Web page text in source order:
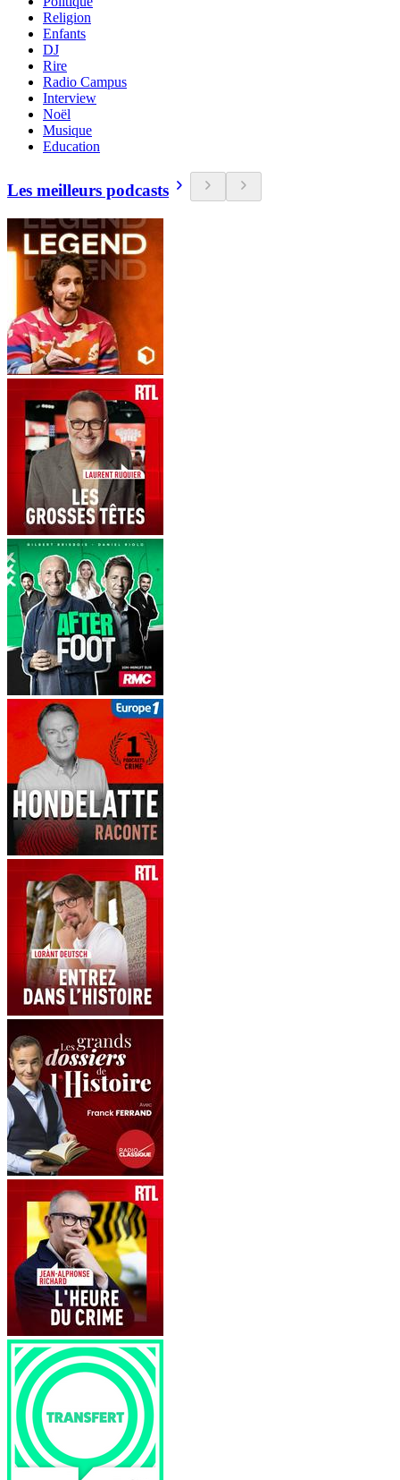
Religion
Enfants
DJ
Rire
Radio Campus
Interview
Noël
Musique
Education
Les meilleurs podcasts